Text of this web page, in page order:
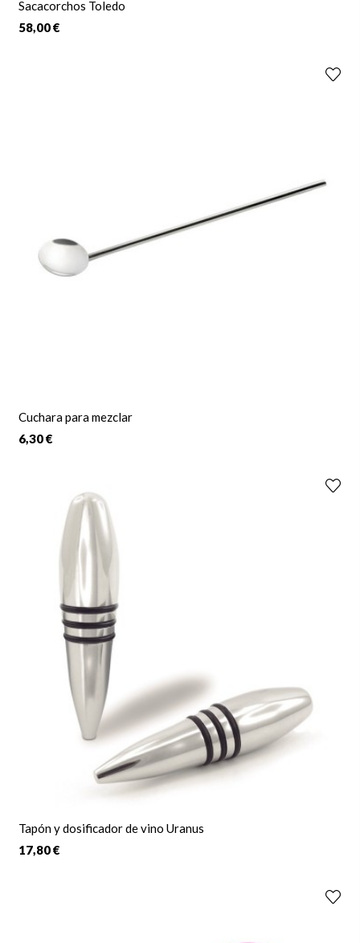
Sacacorchos Toledo
58,00 €
Cuchara para mezclar
6,30 €
Tapón y dosificador de vino Uranus
17,80 €